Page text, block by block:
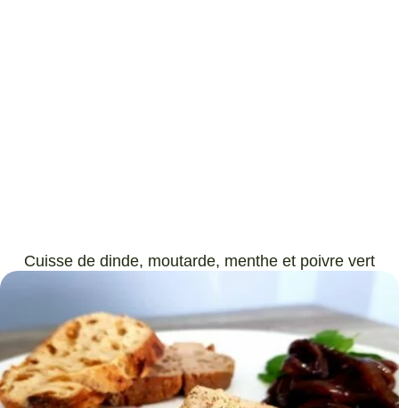
Cuisse de dinde, moutarde, menthe et poivre vert